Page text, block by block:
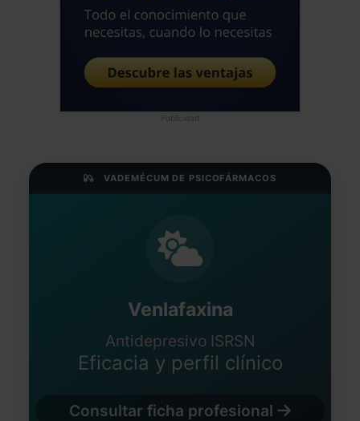
Publicidad
VADEMÉCUM DE PSICOFÁRMACOS
Venlafaxina
Antidepresivo ISRSN
Eficacia y perfil clínico
Consultar ficha profesional